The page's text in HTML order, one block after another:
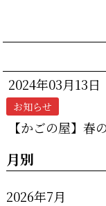
2024年03月13日
お知らせ
【かごの屋】春
月別
2026年7月